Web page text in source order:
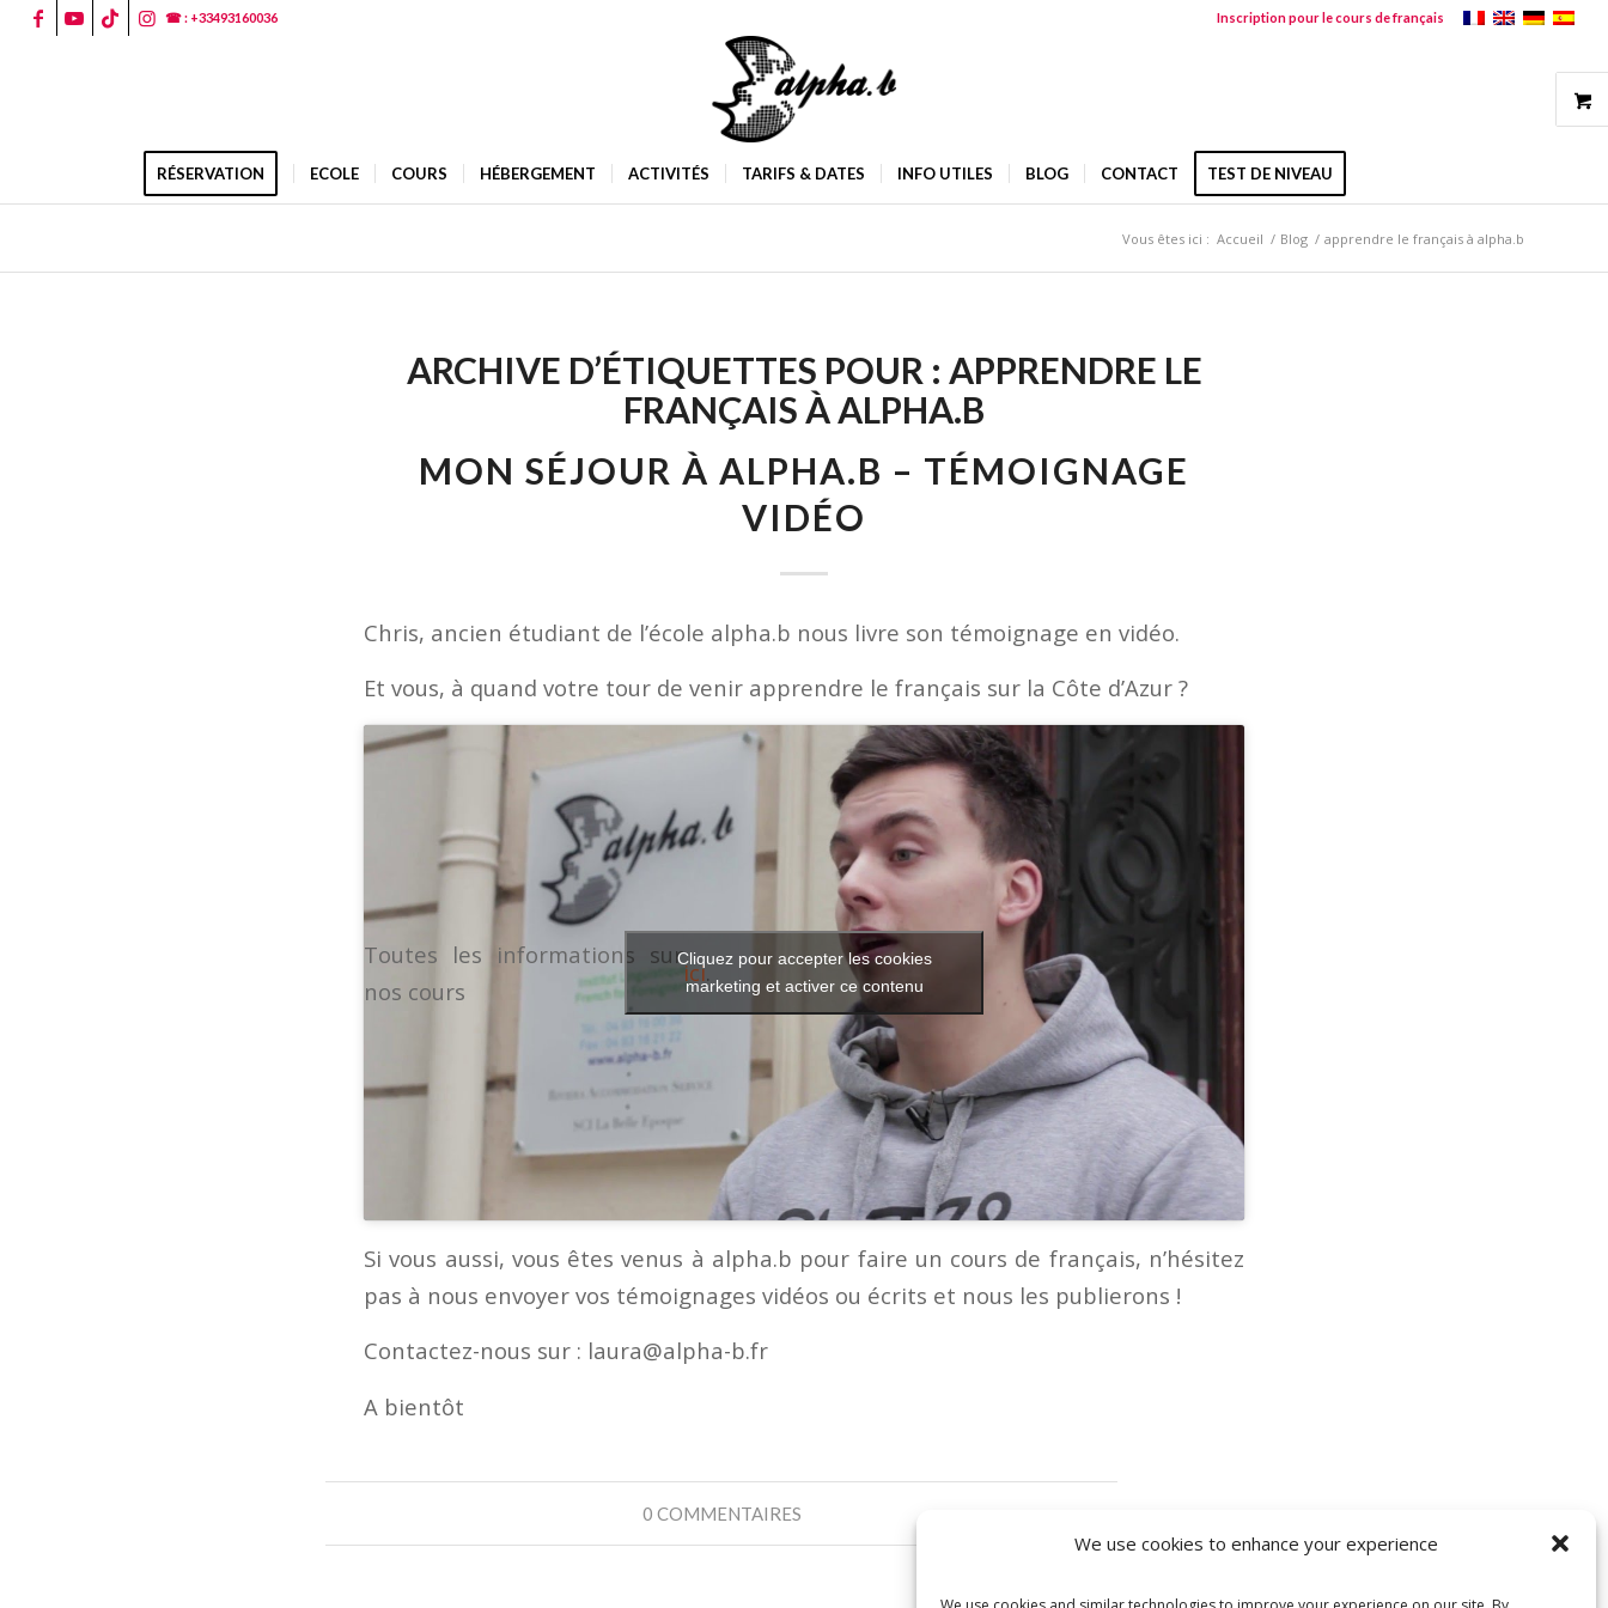
We use cookies to enhance your experience
Inscription pour le cours de français
☎ : +33493160036
RÉSERVATION ECOLE COURS HÉBERGEMENT ACTIVITÉS TARIFS & DATES INFO UTILES BLOG CONTACT TEST DE NIVEAU
Vous êtes ici : Accueil / Blog / apprendre le français à alpha.b
ARCHIVE D’ÉTIQUETTES POUR : APPRENDRE LE
FRANÇAIS À ALPHA.B
MON SÉJOUR À ALPHA.B – TÉMOIGNAGE
VIDÉO
Chris, ancien étudiant de l’école alpha.b nous livre son témoignage en vidéo.
Et vous, à quand votre tour de venir apprendre le français sur la Côte d’Azur ?
Toutes les informations sur
nos cours
ici.
Cliquez pour accepter les cookies
marketing et activer ce contenu
Si vous aussi, vous êtes venus à alpha.b pour faire un cours de français, n’hésitez
pas à nous envoyer vos témoignages vidéos ou écrits et nous les publierons !
Contactez-nous sur : laura@alpha-b.fr
A bientôt
0 COMMENTAIRES